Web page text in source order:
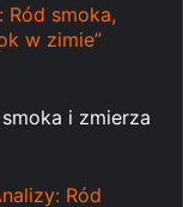
Ród smoka,
w zimie”
smoka i zmierza
Ród